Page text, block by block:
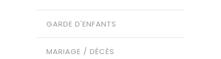
GARDE D'ENFANTS
MARIAGE / DÉCÈS